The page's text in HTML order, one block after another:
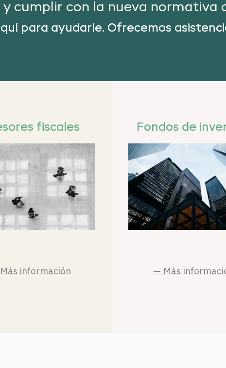
cumplir con la nueva normativa
para ayudarle. Ofrecemos
fiscales
información
Fondos de
— Más